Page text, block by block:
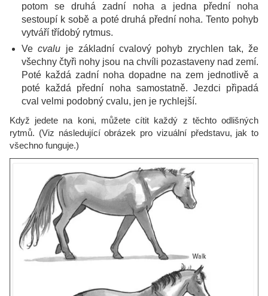
potom se druhá zadní noha a jedna přední noha
sestoupí k sobě a poté druhá přední noha. Tento pohyb
vytváří třídobý rytmus.
Vecvalu je základní cvalový pohyb zrychlen tak, že
všechny čtyři nohy jsou na chvíli pozastaveny nad zemí.
Poté každá zadní noha dopadne na zem jednotlivě a
poté každá přední noha samostatně. Jezdci připadá
cval velmi podobný cvalu, jen je rychlejší.
Když jedete na koni, můžete cítit každý z těchto odlišných
rytmů. (Viz následující obrázek pro vizuální představu, jak to
všechno funguje.)